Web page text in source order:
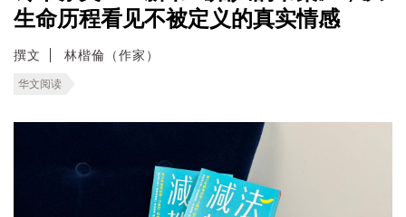
生命历程看见不被定义的真实情感
撰文 林楷倫（作家）
华文阅读